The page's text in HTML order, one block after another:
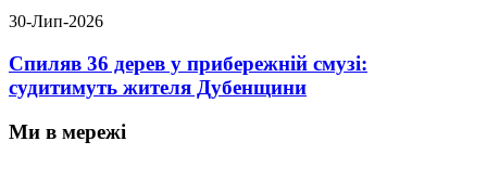
30-Лип-2026
Спиляв 36 дерев у прибережній смузі:
судитимуть жителя Дубенщини
Ми в мережі